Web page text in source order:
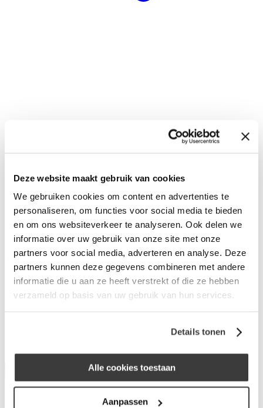
Deze website maakt gebruik van cookies
We gebruiken cookies om content en advertenties te
personaliseren, om functies voor social media te bieden
en om ons websiteverkeer te analyseren. Ook delen we
informatie over uw gebruik van onze site met onze
partners voor social media, adverteren en analyse. Deze
partners kunnen deze gegevens combineren met andere
informatie die u aan ze heeft verstrekt of die ze hebben
verzameld op basis van uw gebruik van hun services.
Details tonen
Alle cookies toestaan
Aanpassen
Waarom Merius Hypotheken?
Hoe werkt ons acceptatieproces?
Werken bij Merius Hypotheken
Veelgestelde vragen
Contact
Inloggen
Hypotheek Adviescentrum Le